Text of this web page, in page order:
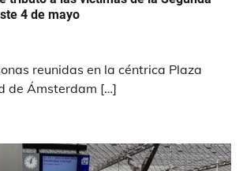
4 de mayo
reunidas en la céntrica Plaza
de Ámsterdam […]